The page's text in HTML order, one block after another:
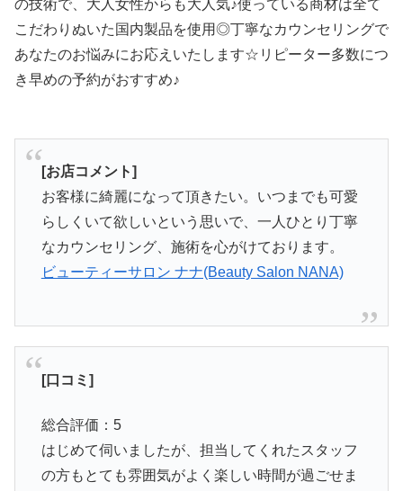
の技術で、大人女性からも大人気♪使っている商材は全て
こだわりぬいた国内製品を使用◎丁寧なカウンセリングで
あなたのお悩みにお応えいたします☆リピーター多数につ
き早めの予約がおすすめ♪
[お店コメント]
お客様に綺麗になって頂きたい。いつまでも可愛
らしくいて欲しいという思いで、一人ひとり丁寧
なカウンセリング、施術を心がけております。
ビューティーサロン ナナ(Beauty Salon NANA)
[口コミ]
総合評価：5
はじめて伺いましたが、担当してくれたスタッフ
の方もとても雰囲気がよく楽しい時間が過ごせま